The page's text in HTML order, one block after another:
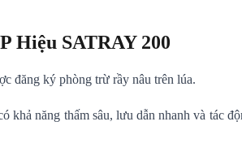
Hiệu SATRAY 200
đăng ký phòng trừ rầy nâu trên lúa.
năng thấm sâu, lưu dẫn nhanh và tác